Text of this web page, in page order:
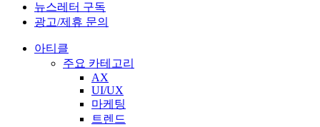
뉴스레터 구독
광고/제휴 문의
아티클
주요 카테고리
AX
UI/UX
마케팅
트렌드